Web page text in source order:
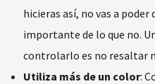
hicieras así, no vas a poder
importante de lo que no.
controlarlo es no resaltar
Utiliza más de un color: